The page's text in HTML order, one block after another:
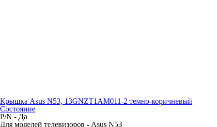
Крышка Asus N53, 13GNZT1AM011-2 темно-коричневый
Состояние
P/N - Да
Для моделей телевизоров - Asus N53